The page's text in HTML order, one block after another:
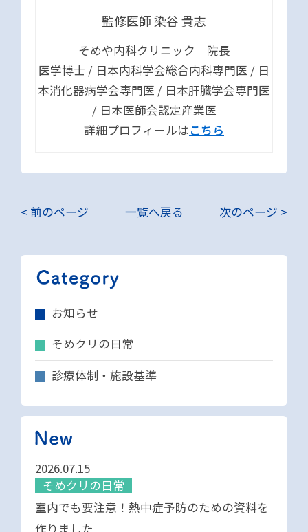
監修医師 染谷 貴志
そめや内科クリニック 院長
医学博士 / 日本内科学会総合内科専門医 / 日
本消化器病学会専門医 / 日本肝臓学会専門医
/ 日本医師会認定産業医
詳細プロフィールはこちら
< 前のページ 一覧へ戻る 次のページ >
お知らせ
そめクリの日常
診療体制・施設基準
2026.07.15
そめクリの日常
室内でも要注意！熱中症予防のための資料を
作りました